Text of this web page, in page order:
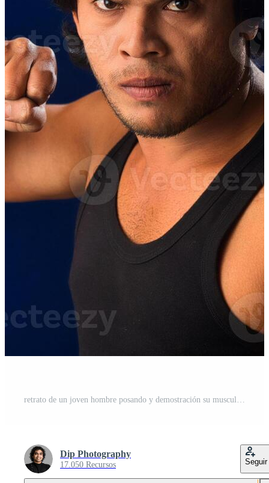
retrato de un joven hombre posando y demostración su muscular cuerpo. el concepto de un sano estilo de vida en azul antecedentes. Foto Pro
Dip Photography
17.050 Recursos Seguir